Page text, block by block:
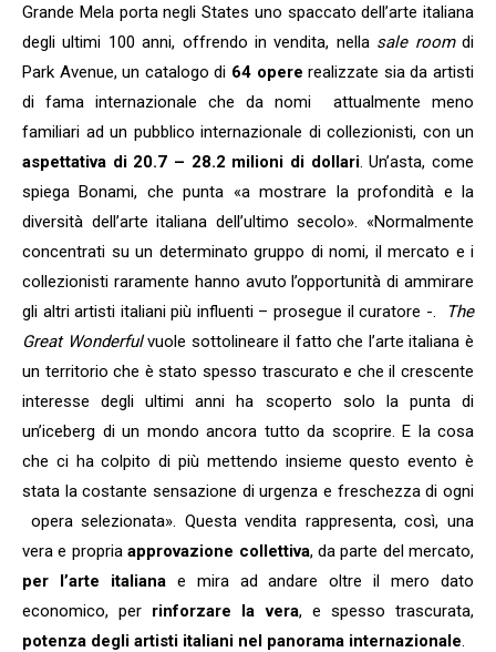
Grande Mela porta negli States uno spaccato dell’arte italiana
degli ultimi 100 anni, offrendo in vendita, nella sale roomdi
Park Avenue, un catalogo di 64 opere realizzate sia da artisti
di fama internazionale che da nomi attualmente meno
familiari ad un pubblico internazionale di collezionisti, con un
aspettativa di 20.7 – 28.2 milioni di dollari. Un’asta, come
spiega Bonami, che punta «a mostrare la profondità e la
diversità dell’arte italiana dell’ultimo secolo». «Normalmente
concentrati su un determinato gruppo di nomi, il mercato e i
collezionisti raramente hanno avuto l’opportunità di ammirare
gli altri artisti italiani più influenti – prosegue il curatore -.
The
Great Wonderfulvuole sottolineare il fatto che l’arte italiana è
un territorio che è stato spesso trascurato e che il crescente
interesse degli ultimi anni ha scoperto solo la punta di
un’iceberg di un mondo ancora tutto da scoprire. E la cosa
che ci ha colpito di più mettendo insieme questo evento è
stata la costante sensazione di urgenza e freschezza di ogni
opera selezionata». Questa vendita rappresenta, così, una
vera e propriaapprovazione collettiva, da parte del mercato,
per l’arte italianae mira ad andare oltre il mero dato
economico, per rinforzare la vera, e spesso trascurata,
potenza degli artisti italiani nel panorama internazionale